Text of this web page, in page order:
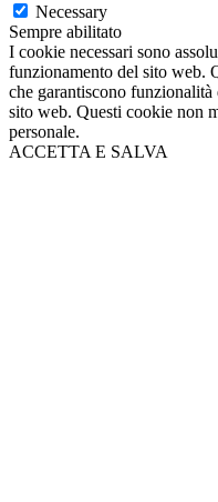
Necessary
Sempre abilitato
I cookie necessari sono
funzionamento del sito web.
che garantiscono
sito web. Questi cookie non
personale.
ACCETTA E SALVA